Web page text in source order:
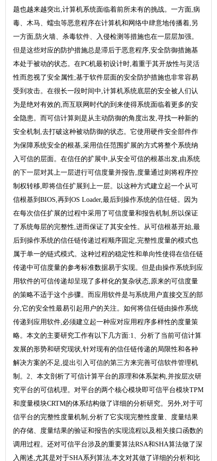
题也越来越突出,计算机系统面临着前所未有的挑战。一方面,病
毒、木马、蠕虫等恶意程序在计算机和网络中肆意地传播着,另
一方面,防火墙、杀毒软件、入侵检测等措施也在一层层加强。
但是这些对应的防护措施总是滞后于恶意程序,安全防御措施基
本处于被动的状态。在PC机最初设计时,着重于其开放性与灵活
性而忽视了安全属性;基于软件层面的安全防护措施也非常容易
受到攻击。在很长一段时间中,计算机系统底层的安全被人们认
为是绝对有效的,而互联网时代的到来使得系统面临着更多的安
全隐患。而可信计算则是从主动防御的角度出发,寻找一种新的
安全机制,去打破这种被动防御的状态。它使用硬件安全部件作
为保障系统安全的根基,采用信任范围扩展的方式将整个系统纳
入可信的层面。在信任的扩展中,从安全可信的根基出发,由系统
的下一层对其上一层进行可信度量并报告,度量通过则将程序控
制权转移,即将信任扩展到上一层。以这种方式建立起一个从可
信根基到BIOS,再到OS Loader,最后到操作系统的信任链。因为
在每次信任扩展的过程中采用了可信度量和报告机制,所以保证
了系统每层的完整性,进而保证了其安全性。从可信根基开始,最
后到操作系统的信任链传递过程顺序固定,完整性度量的模式也
属于单一的链式模式。这种过程的稳定性和单向性使得在信任链
传递中可信度量的参考标准数据易于实现。但是由操作系统到应
用软件的可信传递却呈现了多样化的复杂状态,原来的可信度量
的策略不适于这个步骤。而应用软件是与系统用户直接交互的部
分,它的安全性最易引起用户的关注。如何将信任链由操作系统
传递到应用软件,必须建立起一种应对应用程序多样性的度量策
略。本文的主要研究工作有以下几方面:1、分析了当前可信计算
发展的形势和研究现状,针对现有的信任链传递的局限性和各种
解决方案的不足,提出引入可信的第三方来完善可信软件管理机
制。2、本文剖析了可信计算平台的原理和体系架构,并按层次研
究平台的可信机理。对平台的两个核心模块即可信平台模块TPM
和度量模块CRTM的体系结构做了详细的分析研究。另外,对于可
信平台的完整性度量机制,分析了它实现完整性度量、度量结果
的存储、度量结果的验证和报告的实现流程以及相关接口函数的
调用过程。还对可信平台涉及的重要算法RSA和SHA算法做了深
入阐述,尤其是对于SHA系列算法,本文对其做了详细的分析和比